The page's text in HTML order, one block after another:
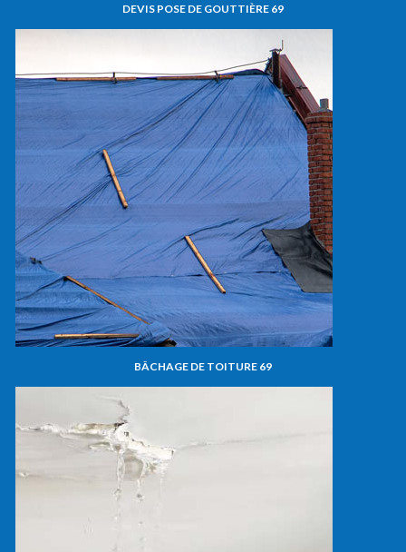
DEVIS POSE DE GOUTTIÈRE 69
BÂCHAGE DE TOITURE 69